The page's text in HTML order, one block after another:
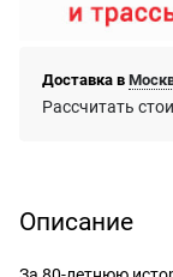
Доставка в
Рассчитать
Описание